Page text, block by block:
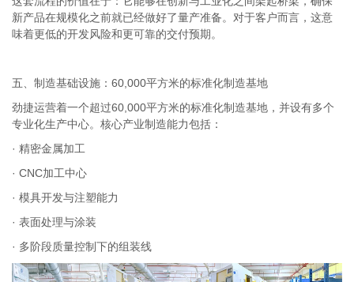
新产品在规模化之前就已经做好了量产准备。对于客户而言，这意
味着更低的开发风险和更可靠的交付预期。
五、制造基础设施：60,000平方米的标准化制造基地
劲捷运营着一个超过60,000平方米的标准化制造基地，并设有多个
专业化生产中心。核心产业制造能力包括：
· 精密金属加工
· CNC加工中心
· 模具开发与注塑能力
· 表面处理与涂装
· 多阶段质量控制下的组装线